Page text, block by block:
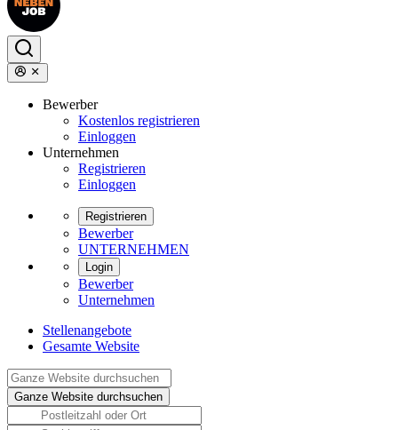
Bewerber
Kostenlos registrieren
Einloggen
Unternehmen
Registrieren
Einloggen
Registrieren
Bewerber
UNTERNEHMEN
Login
Bewerber
Unternehmen
Stellenangebote
Gesamte Website